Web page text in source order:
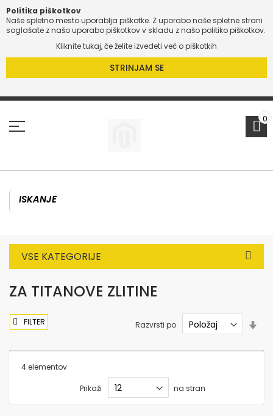
Politika piškotkov
Naše spletno mesto uporablja piškotke. Z uporabo naše spletne strani
soglašate z našo uporabo piškotkov v skladu z našo politiko piškotkov.
Kliknite tukaj, če želite izvedeti več o piškotkih
STRINJAM SE
Preskoči
0
VSE KATEGORIJE
ZA TITANOVE ZLITINE
4elementov
Prikaži na stran
Razvrsti po
FILTER